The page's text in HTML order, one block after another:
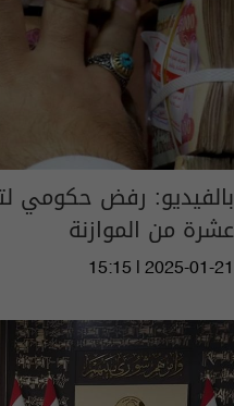
بالفيديو: رفض حكومي
عشرة من الموازنة‎
15:15 | 2025-01-21